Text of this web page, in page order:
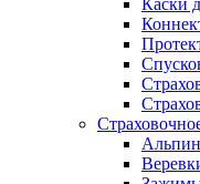
Каски